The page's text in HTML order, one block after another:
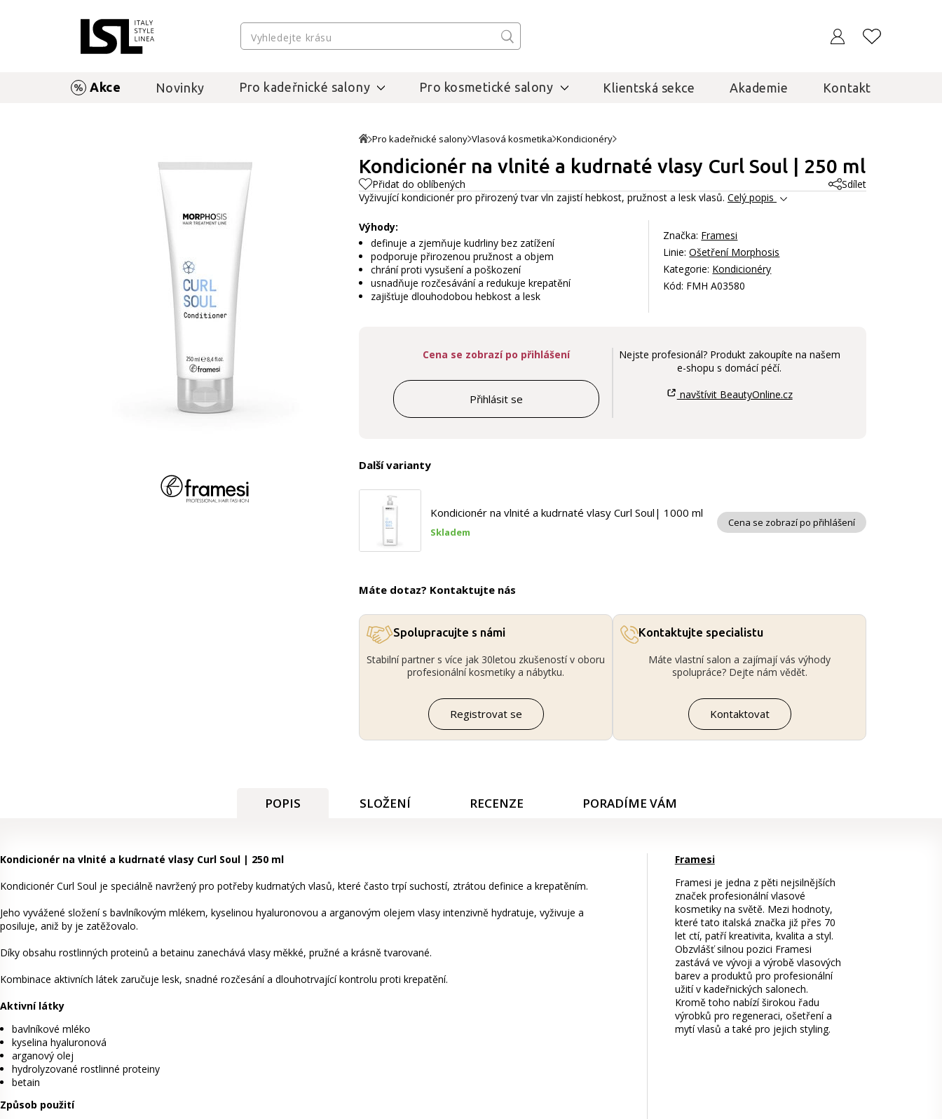
Akce Novinky Pro kadeřnické salony Pro kosmetické salony Klientská sekce Akademie Kontakt
Pro kadeřnické salony Vlasová kosmetika Kondicionéry
Kondicionér na vlnité a kudrnaté vlasy Curl Soul | 250 ml
Přidat do oblíbených
Sdílet
Vyživující kondicionér pro přirozený tvar vln zajistí hebkost, pružnost a lesk vlasů. Celý popis
Výhody:
definuje a zjemňuje kudrliny bez zatížení
podporuje přirozenou pružnost a objem
chrání proti vysušení a poškození
usnadňuje rozčesávání a redukuje krepatění
zajišťuje dlouhodobou hebkost a lesk
Značka: Framesi
Linie:Ošetření Morphosis
Kategorie: Kondicionéry
Kód: FMH A03580
Cena se zobrazí po přihlášení
Přihlásit se
Nejste profesionál? Produkt zakoupíte na našem
e-shopu s domácí péčí.
navštívit BeautyOnline.cz
Další varianty
Kondicionér na vlnité a kudrnaté vlasy Curl Soul| 1000 ml
Skladem
Cena se zobrazí po přihlášení
Máte dotaz? Kontaktujte nás
Spolupracujte s námi
Stabilní partner s více jak 30letou zkušeností v oboru
profesionální kosmetiky a nábytku.
Registrovat se
Kontaktujte specialistu
Máte vlastní salon a zajímají vás výhody
spolupráce? Dejte nám vědět.
Kontaktovat
POPIS SLOŽENÍ RECENZE PORADÍME VÁM
Kondicionér na vlnité a kudrnaté vlasy Curl Soul | 250 ml
Kondicionér Curl Soul je speciálně navržený pro potřeby kudrnatých vlasů, které často trpí suchostí, ztrátou definice a krepatěním.
Jeho vyvážené složení s bavlníkovým mlékem, kyselinou hyaluronovou a arganovým olejem vlasy intenzivně hydratuje, vyživuje a
posiluje, aniž by je zatěžovalo.
Díky obsahu rostlinných proteinů a betainu zanechává vlasy měkké, pružné a krásně tvarované.
Kombinace aktivních látek zaručuje lesk, snadné rozčesání a dlouhotrvající kontrolu proti krepatění.
Aktivní látky
bavlníkové mléko
kyselina hyaluronová
arganový olej
hydrolyzované rostlinné proteiny
betain
Způsob použití
Framesi
Framesi je jedna z pěti nejsilnějších
značek profesionální vlasové
kosmetiky na světě. Mezi hodnoty,
které tato italská značka již přes 70
let ctí, patří kreativita, kvalita a styl.
Obzvlášť silnou pozici Framesi
zastává ve vývoji a výrobě vlasových
barev a produktů pro profesionální
užití v kadeřnických salonech.
Kromě toho nabízí širokou řadu
výrobků pro regeneraci, ošetření a
mytí vlasů a také pro jejich styling.